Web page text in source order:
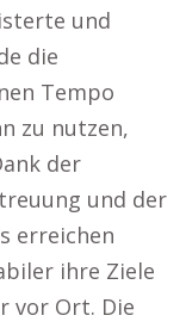
und
die
Tempo
zu nutzen,
der
und der
erreichen
ihre Ziele
vor Ort. Die